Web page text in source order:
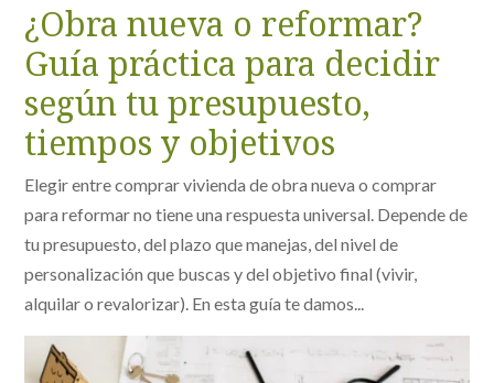
¿Obra nueva o reformar?
Guía práctica para decidir
según tu presupuesto,
tiempos y objetivos
Elegir entre comprar vivienda de obra nueva o comprar
para reformar no tiene una respuesta universal. Depende de
tu presupuesto, del plazo que manejas, del nivel de
personalización que buscas y del objetivo final (vivir,
alquilar o revalorizar). En esta guía te damos...